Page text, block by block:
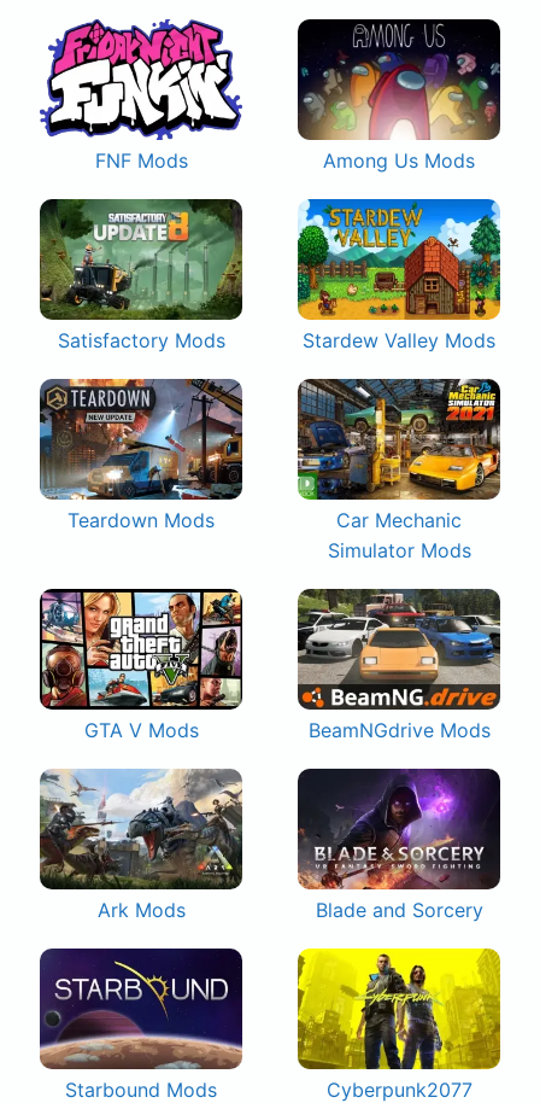
FNF Mods Among Us Mods
Satisfactory Mods Stardew Valley Mods
Teardown Mods
Car Mechanic
Simulator Mods
GTA V Mods BeamNGdrive Mods
Ark Mods Blade and Sorcery
Starbound Mods Cyberpunk2077